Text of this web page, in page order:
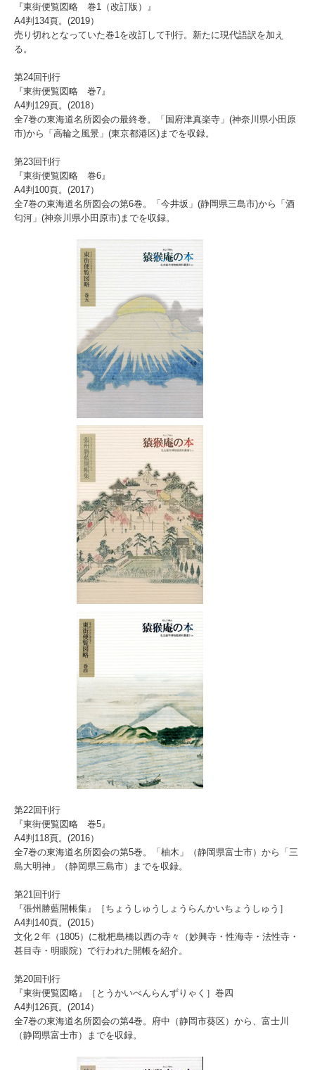
『東街便覧図略 巻1（改訂版）』
A4判134頁。(2019）
売り切れとなっていた巻1を改訂して刊行。新たに現代語訳を加え
る。
第24回刊行
『東街便覧図略 巻7』
A4判129頁。(2018）
全7巻の東海道名所図会の最終巻。「国府津真楽寺」(神奈川県小田原
市)から「高輪之風景」(東京都港区)までを収録。
第23回刊行
『東街便覧図略 巻6』
A4判100頁。(2017）
全7巻の東海道名所図会の第6巻。「今井坂」(静岡県三島市)から「酒
匂河」(神奈川県小田原市)までを収録。
第22回刊行
『東街便覧図略 巻5』
A4判118頁。(2016）
全7巻の東海道名所図会の第5巻。「柚木」（静岡県富士市）から「三
島大明神」（静岡県三島市）までを収録。
第21回刊行
『張州勝藍開帳集』［ちょうしゅうしょうらんかいちょうしゅう］
A4判140頁。(2015）
文化２年（1805）に枇杷島橋以西の寺々（妙興寺・性海寺・法性寺・
甚目寺・明眼院）で行われた開帳を紹介。
第20回刊行
『東街便覧図略』［とうかいべんらんずりゃく］巻四
A4判126頁。(2014）
全7巻の東海道名所図会の第4巻。府中（静岡市葵区）から、富士川
（静岡県富士市）までを収録。